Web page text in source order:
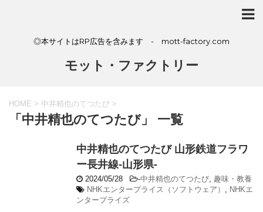
◎本サイトはRP広告を含みます - mott-factory.com
モット・ファクトリー
HOME > 中井精也のてつたび >
「中井精也のてつたび」 一覧
中井精也のてつたび 山形鉄道フラワ
ー長井線-山形県-
2024/05/28 -中井精也のてつたび, 趣味・教養
NHKエンタープライス（ソフトウェア） , NHKエ
ンタープライズ